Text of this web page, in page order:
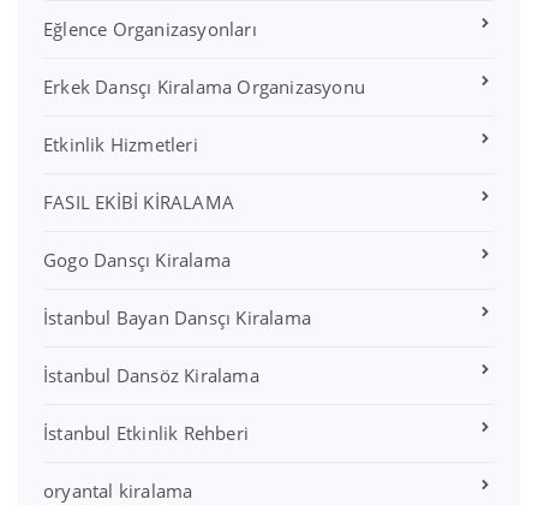
Eğlence Organizasyonları
Erkek Dansçı Kiralama Organizasyonu
Etkinlik Hizmetleri
FASIL EKİBİ KİRALAMA
Gogo Dansçı Kiralama
İstanbul Bayan Dansçı Kiralama
İstanbul Dansöz Kiralama
İstanbul Etkinlik Rehberi
oryantal kiralama